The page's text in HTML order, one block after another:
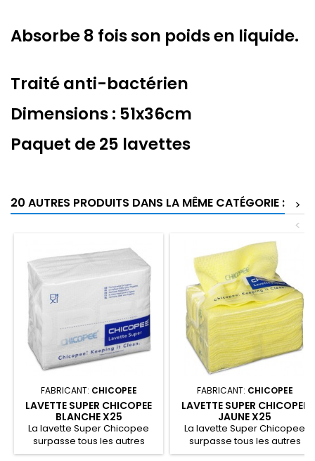
Absorbe 8 fois son poids en liquide.
Traité anti-bactérien
Dimensions : 51x36cm
Paquet de 25 lavettes
20 AUTRES PRODUITS DANS LA MÊME CATÉGORIE :
>
<
FABRICANT: CHICOPEE
LAVETTE SUPER CHICOPEE
BLANCHE X25
La lavette Super Chicopee
surpasse tous les autres
chiffons par l'excellence...
FABRICANT: CHICOPEE
LAVETTE SUPER CHICOPEE
JAUNE X25
La lavette Super Chicopee
surpasse tous les autres
chiffons par l'excellence...